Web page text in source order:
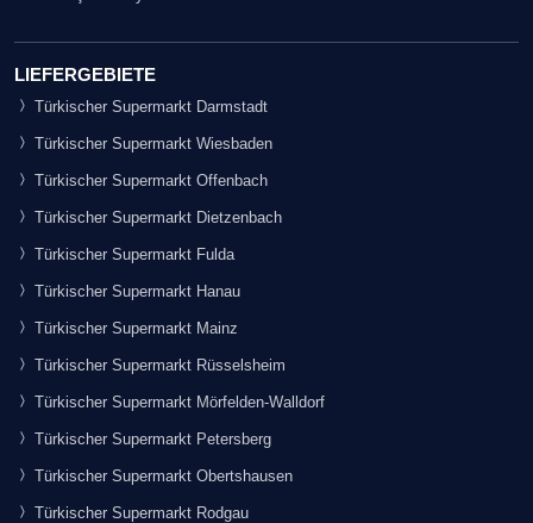
LIEFERGEBIETE
Türkischer Supermarkt Darmstadt
Türkischer Supermarkt Wiesbaden
Türkischer Supermarkt Offenbach
Türkischer Supermarkt Dietzenbach
Türkischer Supermarkt Fulda
Türkischer Supermarkt Hanau
Türkischer Supermarkt Mainz
Türkischer Supermarkt Rüsselsheim
Türkischer Supermarkt Mörfelden-Walldorf
Türkischer Supermarkt Petersberg
Türkischer Supermarkt Obertshausen
Türkischer Supermarkt Rodgau